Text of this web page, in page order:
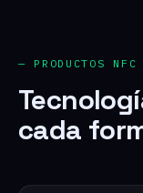
— PRODUCTOS NFC
cada